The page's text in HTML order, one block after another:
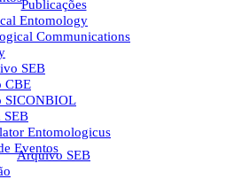
Publicações
Entomology
Communications
SEB
CBE
SICONBIOL
SEB
Entomologicus
Eventos
Arquivo SEB